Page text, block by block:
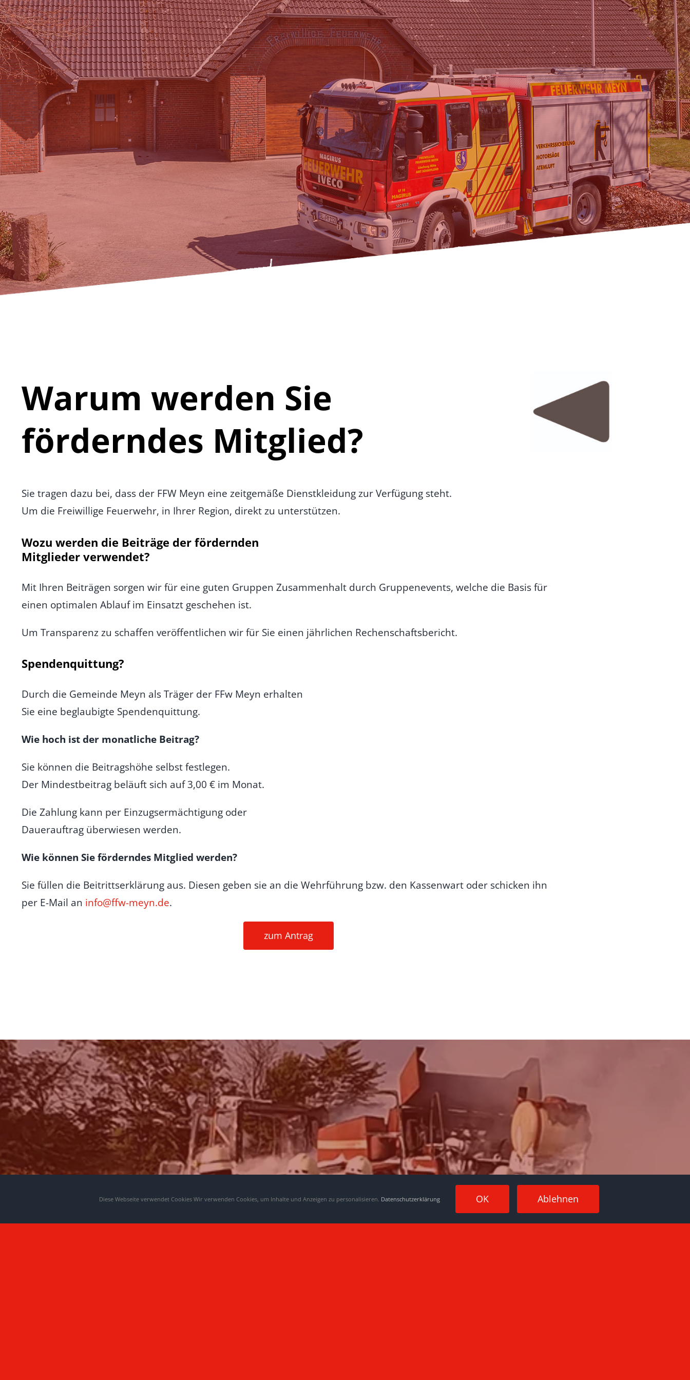
Warum werden Sie
förderndes Mitglied?
Sie tragen dazu bei, dass der FFW Meyn eine zeitgemäße Dienstkleidung zur Verfügung steht.
Um die Freiwillige Feuerwehr, in Ihrer Region, direkt zu unterstützen.
Wozu werden die Beiträge der fördernden
Mitglieder verwendet?
Mit Ihren Beiträgen sorgen wir für eine guten Gruppen Zusammenhalt durch Gruppenevents, welche die Basis für
einen optimalen Ablauf im Einsatzt geschehen ist.
Um Transparenz zu schaffen veröffentlichen wir für Sie einen jährlichen Rechenschaftsbericht.
Spendenquittung?
Durch die Gemeinde Meyn als Träger der FFw Meyn erhalten
Sie eine beglaubigte Spendenquittung.
Wie hoch ist der monatliche Beitrag?
Sie können die Beitragshöhe selbst festlegen.
Der Mindestbeitrag beläuft sich auf3,00 € im Monat.
Die Zahlung kann per Einzugsermächtigung oder
Dauerauftrag überwiesen werden.
Wie können Sie förderndes Mitglied werden?
Sie füllen die Beitrittserklärung aus. Diesen geben sie an die Wehrführung bzw. den Kassenwart oder schicken ihn
per E-Mail an info@ffw-meyn.de.
zum Antrag
Aktives Mitglied werden
Diese Webseite verwendet Cookies Wir verwenden Cookies, um Inhalte und Anzeigen zu personalisieren. Datenschutzerklärung OK Ablehnen